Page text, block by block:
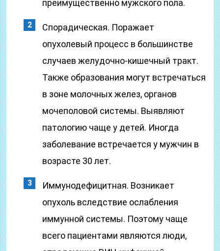
преимущественно мужского пола.
Спорадическая. Поражает
опухолевый процесс в большинстве
случаев желудочно-кишечный тракт.
Также образования могут встречаться
в зоне молочных желез, органов
мочеполовой системы. Выявляют
патологию чаще у детей. Иногда
заболевание встречается у мужчин в
возрасте 30 лет.
Иммунодефицитная. Возникает
опухоль вследствие ослабления
иммунной системы. Поэтому чаще
всего пациентами являются люди,